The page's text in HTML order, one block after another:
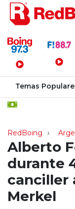
Menú
Temas
RedBoing
Alberto
durante
canciller
Merkel